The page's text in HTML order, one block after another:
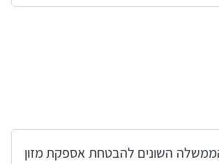
של גופי הממשלה השונים להבטחת אספקת מזון